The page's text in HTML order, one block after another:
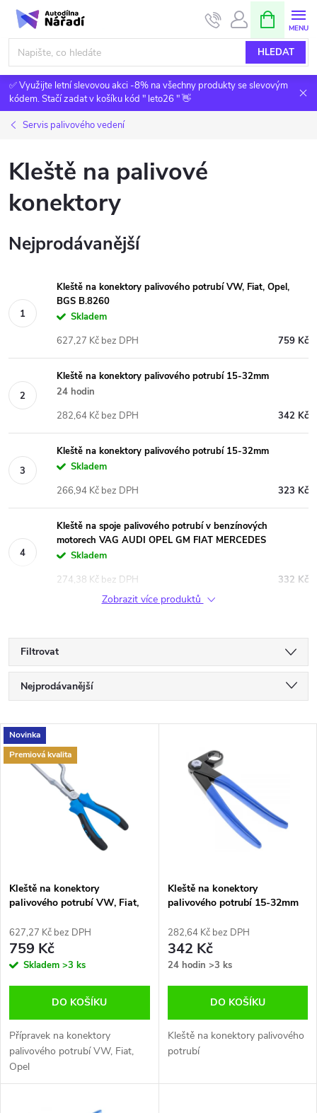
Přejít
obsah
HLEDAT
NÁKUPNÍ
KOŠÍK
✅ Využijte letní slevovou akci -8% na všechny produkty se slevovým
kódem. Stačí zadat v košíku kód " leto26 " 👋
Servis palivového vedení
Kleště na palivové
konektory
Nejprodávanější
Kleště na konektory palivového potrubí VW, Fiat, Opel,
BGS B.8260
Skladem
759 Kč
627,27 Kč bez DPH
Kleště na konektory palivového potrubí 15-32mm
24 hodin
342 Kč
282,64 Kč bez DPH
Kleště na konektory palivového potrubí 15-32mm
Skladem
323 Kč
266,94 Kč bez DPH
Kleště na spoje palivového potrubí v benzínových
motorech VAG AUDI OPEL GM FIAT MERCEDES
Skladem
332 Kč
274,38 Kč bez DPH
Zobrazit více produktů
Filtrovat
Ř
a
z
p
r
o
u
k
Nejprodávanější
Nejdražší
Abecedně
V
ý
s
p
r
o
d
u
k
Novinka
Premiová kvalita
Kleště na konektory
palivového potrubí VW, Fiat,
627,27 Kč bez DPH
759 Kč
Skladem >3 ks
DO KOŠÍKU
Přípravek na konektory
palivového potrubí VW, Fiat,
Opel
Kleště na konektory
palivového potrubí 15-32mm
282,64 Kč bez DPH
342 Kč
24 hodin >3 ks
DO KOŠÍKU
Kleště na konektory palivového
potrubí